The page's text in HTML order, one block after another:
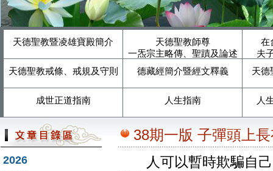
天德聖教暨凌雄寶殿簡介
天德聖教師尊
一炁宗主略傳、聖蹟及論述
在
夫
天德聖教戒條、戒規及守則
德藏經簡介暨經文釋義 天德
成世正道指南 人生指南 人
2026
38期一版 子彈頭上
人可以暫時欺騙自己